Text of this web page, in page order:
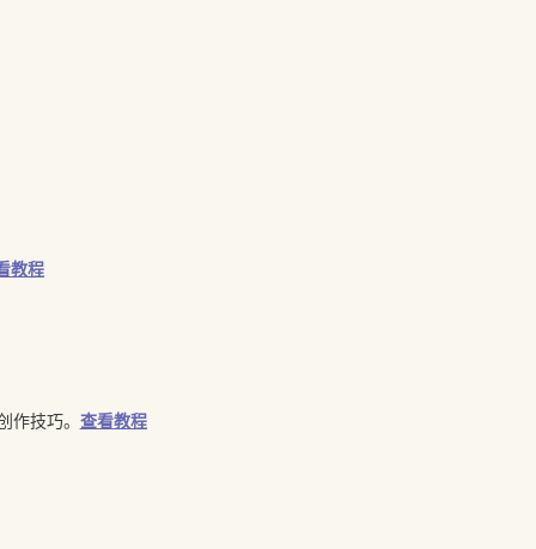
教程
技巧。 查看教程